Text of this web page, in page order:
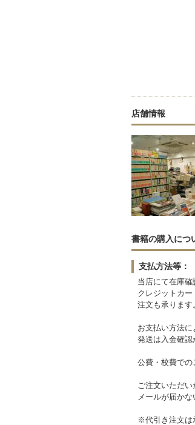
店舗情報
書籍の購入につ
支払方法等：
当店にて在庫確
クレジットカ
注文も承ります
お支払い方法に
発送は入金確認
公費・校費での
ご注文いただ
メールが届か
※代引き注文は